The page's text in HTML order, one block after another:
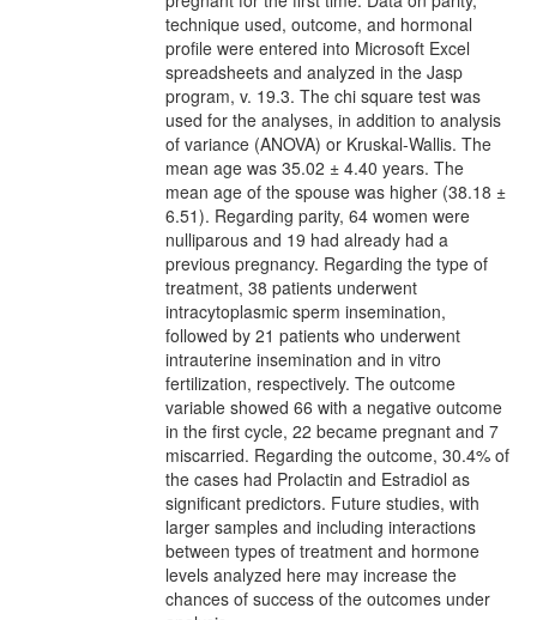
technique used, outcome, and hormonal
profile were entered into Microsoft Excel
spreadsheets and analyzed in the Jasp
program, v. 19.3. The chi square test was
used for the analyses, in addition to analysis
of variance (ANOVA) or Kruskal-Wallis. The
mean age was 35.02 ± 4.40 years. The
mean age of the spouse was higher (38.18 ±
6.51). Regarding parity, 64 women were
nulliparous and 19 had already had a
previous pregnancy. Regarding the type of
treatment, 38 patients underwent
intracytoplasmic sperm insemination,
followed by 21 patients who underwent
intrauterine insemination and in vitro
fertilization, respectively. The outcome
variable showed 66 with a negative outcome
in the first cycle, 22 became pregnant and 7
miscarried. Regarding the outcome, 30.4% of
the cases had Prolactin and Estradiol as
significant predictors. Future studies, with
larger samples and including interactions
between types of treatment and hormone
levels analyzed here may increase the
chances of success of the outcomes under